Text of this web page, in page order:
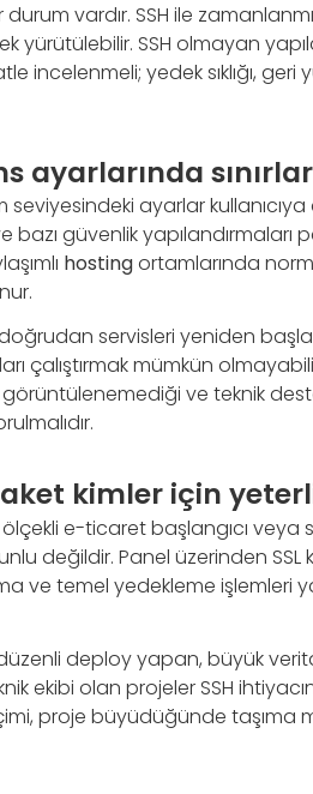
vardır. SSH ile
yürütülebilir. SSH olmayan
incelenmeli; yedek sıklığı, geri
ayarlarında sınırlar
ayarlar kullanıcıya
güvenlik yapılandırmaları
hostingortamlarında
servisleri yeniden
çalıştırmak mümkün
görüntülenemediği ve teknik
kimler için
ölçekli e-ticaret başlangıcı
değildir. Panel üzerinden
ve temel yedekleme işlemleri
düzenli deploy yapan, büyük
ekibi olan projeler SSH
proje büyüdüğünde taşıma